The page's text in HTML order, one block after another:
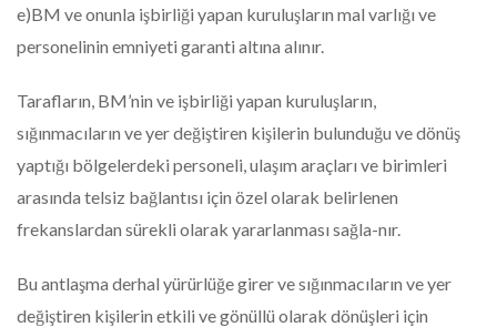
e)BM ve onunla işbirliği yapan kuruluşların mal varlığı ve
personelinin emniyeti garanti altına alınır.
Tarafların, BM’nin ve işbirliği yapan kuruluşların,
sığınmacıların ve yer değiştiren kişilerin bulunduğu ve dönüş
yaptığı bölgelerdeki personeli, ulaşım araçları ve birimleri
arasında telsiz bağlantısı için özel olarak belirlenen
frekanslardan sürekli olarak yararlanması sağla-nır.
Bu antlaşma derhal yürürlüğe girer ve sığınmacıların ve yer
değiştiren kişilerin etkili ve gönüllü olarak dönüşleri için